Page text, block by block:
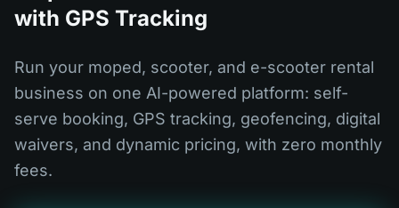
with GPS Tracking
Run your moped, scooter, and e-scooter rental
business on one AI-powered platform: self-
serve booking, GPS tracking, geofencing, digital
waivers, and dynamic pricing, with zero monthly
fees.